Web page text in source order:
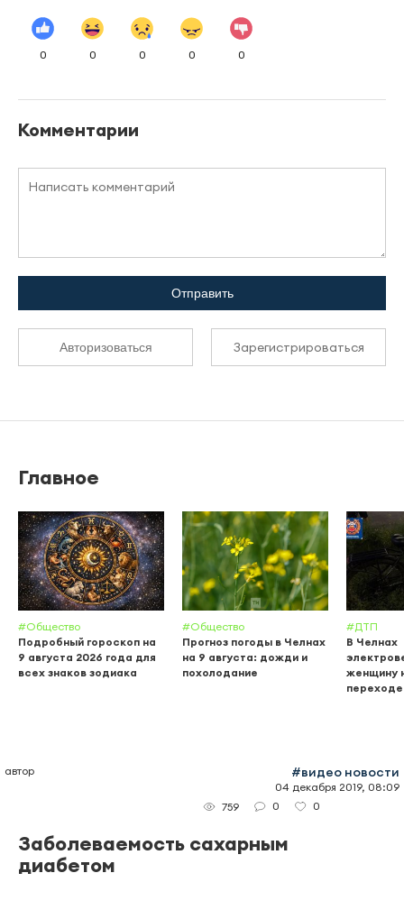
0 0 0 0 0
Комментарии
Отправить
Авторизоваться Зарегистрироваться
Главное
#Общество
Подробный гороскоп на
9 августа 2026 года для
всех знаков зодиака
#Общество
Прогноз погоды в Челнах
на 9 августа: дожди и
похолодание
#ДТП
В Челнах
женщину
переходе
автор #видео новости
04 декабря 2019, 08:09
759
0 0
Заболеваемость сахарным
диабетом